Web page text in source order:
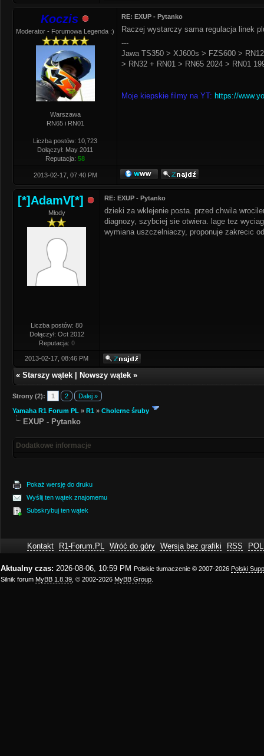
Koczis
Moderator - Forumowa Legenda :)
Warszawa
RN65 i RN01
Liczba postów: 10,723
Dołączył: May 2011
Reputacja: 58
RE: EXUP - Pytanko
Raczej wystarczy sama regulacja linek
---
Jawa TS350 > XJ600s > FZS600 >
> RN32 + RN01 > RN65 2024 > RN01
Moje kiepskie filmy na YT: https://
2013-02-17, 07:40 PM
[*]AdamV[*]
Młody
Liczba postów: 80
Dołączył: Oct 2012
Reputacja: 0
RE: EXUP - Pytanko
dzieki za wklejenie posta. przed chwila
diagnozy, szybciej sie otwiera. lage tez
wymiana uszczelniaczy, proponuje zakrecic
2013-02-17, 08:46 PM
« Starszy wątek Nowszy wątek »
Strony (2): 1 2 Dalej »
Yamaha R1 Forum PL » R1 » Cholerne śruby
EXUP - Pytanko
Dodatkowe informacje
Pokaż wersję do druku
Wyślij ten wątek znajomemu
Subskrybuj ten wątek
Kontakt R1-Forum.PL Wróć do góry Wersja bez grafiki RSS
Aktualny czas: 2026-08-06, 10:59 PM Polskie tłumaczenie © 2007-2026 Polski
Silnik forum MyBB 1.8.39 , © 2002-2026 MyBB Group